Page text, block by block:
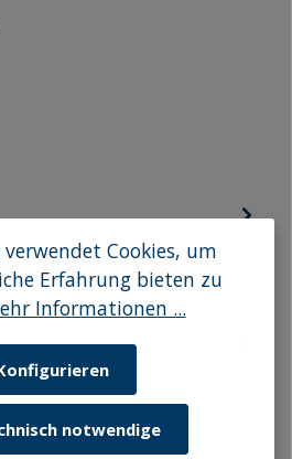
muss die Kombüse
gehören auch die Ufer",
See" – Sprich…Mehr
verwendet Cookies, um
Erfahrung bieten zu
Informationen ...
notwendige